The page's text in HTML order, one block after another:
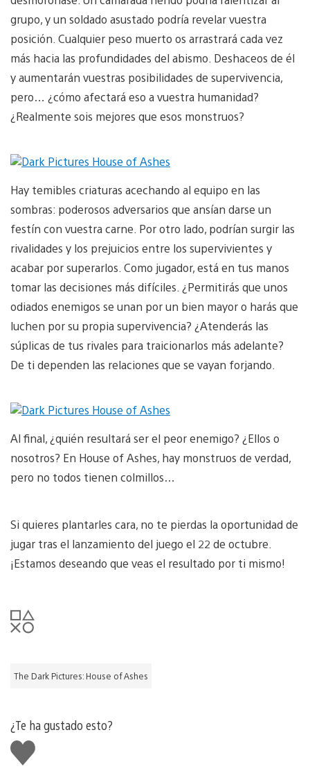
grupo, y un soldado asustado podría revelar vuestra
posición. Cualquier peso muerto os arrastrará cada vez
más hacia las profundidades del abismo. Deshaceos de él
y aumentarán vuestras posibilidades de supervivencia,
pero… ¿cómo afectará eso a vuestra humanidad?
¿Realmente sois mejores que esos monstruos?
Hay temibles criaturas acechando al equipo en las
sombras: poderosos adversarios que ansían darse un
festín con vuestra carne. Por otro lado, podrían surgir las
rivalidades y los prejuicios entre los supervivientes y
acabar por superarlos. Como jugador, está en tus manos
tomar las decisiones más difíciles. ¿Permitirás que unos
odiados enemigos se unan por un bien mayor o harás que
luchen por su propia supervivencia? ¿Atenderás las
súplicas de tus rivales para traicionarlos más adelante?
De ti dependen las relaciones que se vayan forjando.
Al final, ¿quién resultará ser el peor enemigo? ¿Ellos o
nosotros? En House of Ashes, hay monstruos de verdad,
pero no todos tienen colmillos…
Si quieres plantarles cara, no te pierdas la oportunidad de
jugar tras el lanzamiento del juego el 22 de octubre.
¡Estamos deseando que veas el resultado por ti mismo!
The Dark Pictures: House of Ashes
¿Te ha gustado esto?
Me
gusta
esto